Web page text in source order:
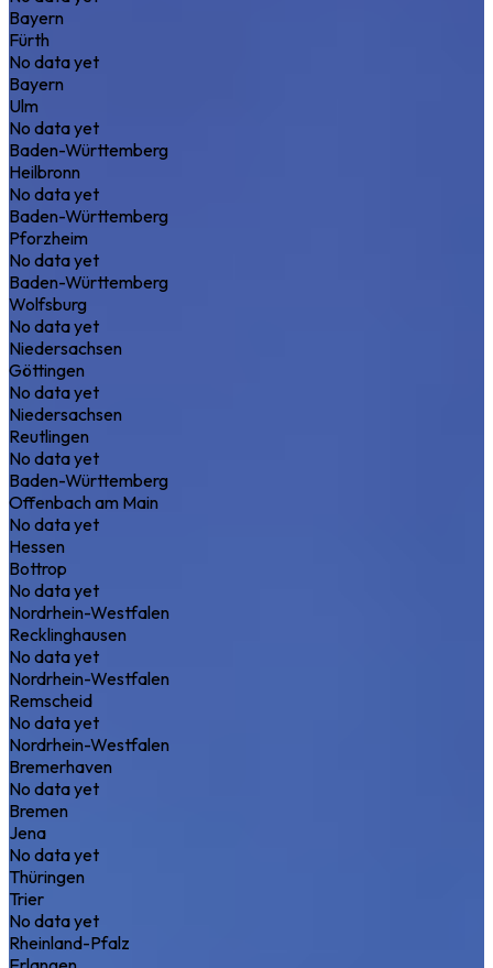
Bayern
Fürth
No data yet
Bayern
Ulm
No data yet
Baden-Württemberg
Heilbronn
No data yet
Baden-Württemberg
Pforzheim
No data yet
Baden-Württemberg
Wolfsburg
No data yet
Niedersachsen
Göttingen
No data yet
Niedersachsen
Reutlingen
No data yet
Baden-Württemberg
Offenbach am Main
No data yet
Hessen
Bottrop
No data yet
Nordrhein-Westfalen
Recklinghausen
No data yet
Nordrhein-Westfalen
Remscheid
No data yet
Nordrhein-Westfalen
Bremerhaven
No data yet
Bremen
Jena
No data yet
Thüringen
Trier
No data yet
Rheinland-Pfalz